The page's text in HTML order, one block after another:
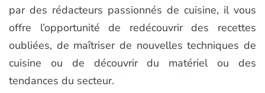
par des rédacteurs passionnés de cuisine, il vous
offre l’opportunité de redécouvrir des recettes
oubliées, de maîtriser de nouvelles techniques de
cuisine ou de découvrir du matériel ou des
tendances du secteur.